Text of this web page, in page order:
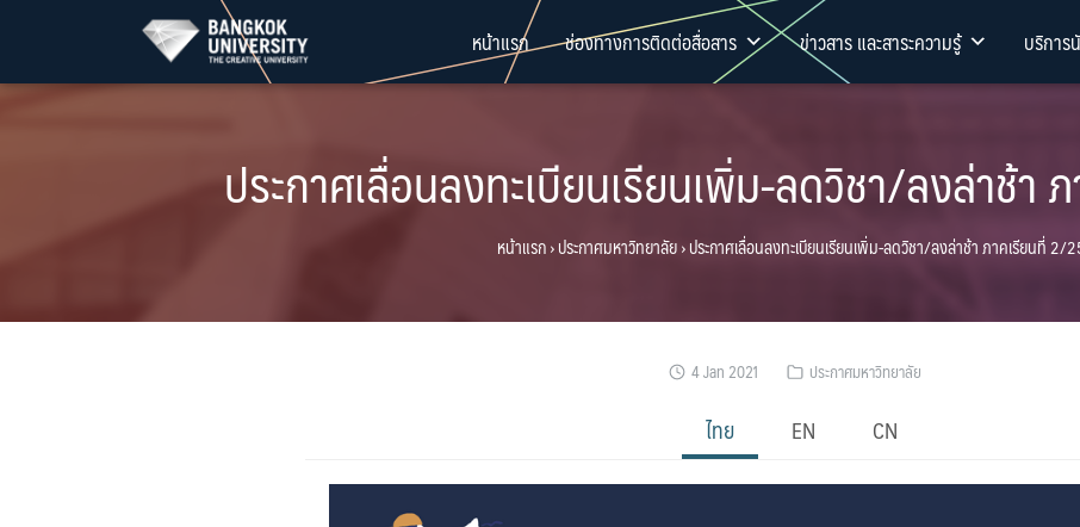
content
หน้าแรก ช่องทางการติดต่อสื่อสาร ข่าวสาร และสาระความรู้ บริกา
ประกาศเลื่อนลงทะเบียนเรียนเพิ่ม-ลดวิชา/ลงล่าช้า
หน้าแรก›ประกาศมหาวิทยาลัย›ประกาศเลื่อนลงทะเบียนเรียนเพิ่ม-ลดวิชา/ลงล่าช้า ภาคเรียนที่ 2/
4 Jan 2021 ประกาศมหาวิทยาลัย
ไทย EN CN